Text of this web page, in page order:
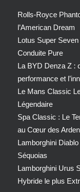
Rolls-Royce
l’American Dream
Lotus Super
Conduite Pure
La BYD Denza Z :
performance et
Le Mans Classic
Légendaire
Spa Classic : Le
au Cœur des
Lamborghini
Séquoias
Lamborghini Urus
Hybride le plus